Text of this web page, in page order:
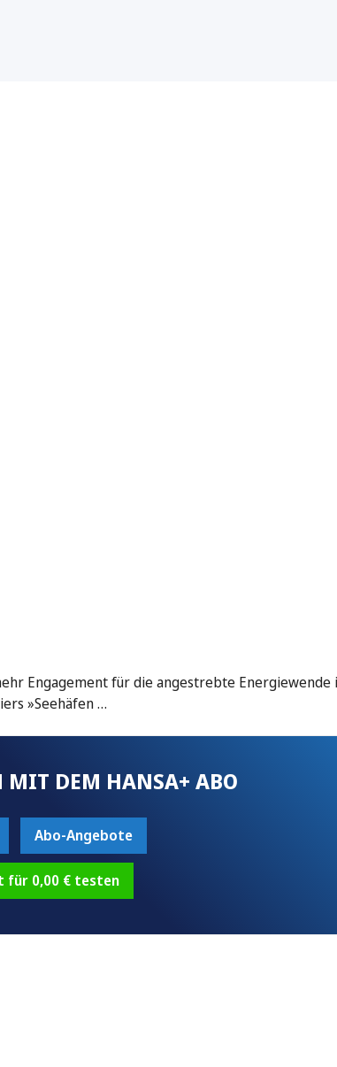
Engagement für die angestrebte Energiewende
»Seehäfen …
MIT DEM HANSA+ ABO
Abo-Angebote
für 0,00 € testen